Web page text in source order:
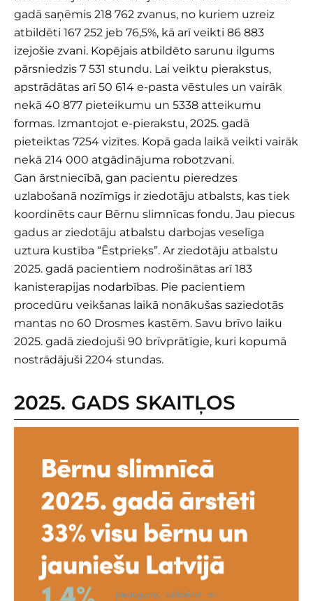
gadā saņēmis 218 762 zvanus, no kuriem uzreiz
atbildēti 167 252 jeb 76,5%, kā arī veikti 86 883
izejošie zvani. Kopējais atbildēto sarunu ilgums
pārsniedzis 7 531 stundu. Lai veiktu pierakstus,
apstrādātas arī 50 614 e-pasta vēstules un vairāk
nekā 40 877 pieteikumu un 5338 atteikumu
formas. Izmantojot e-pierakstu, 2025. gadā
pieteiktas 7254 vizītes. Kopā gada laikā veikti vairāk
nekā 214 000 atgādinājuma robotzvani.
Gan ārstniecībā, gan pacientu pieredzes
uzlabošanā nozīmīgs ir ziedotāju atbalsts, kas tiek
koordinēts caur Bērnu slimnīcas fondu. Jau piecus
gadus ar ziedotāju atbalstu darbojas veselīga
uztura kustība “Ēstprieks”. Ar ziedotāju atbalstu
2025. gadā pacientiem nodrošinātas arī 183
kanisterapijas nodarbības. Pie pacientiem
procedūru veikšanas laikā nonākušas saziedotās
mantas no 60 Drosmes kastēm. Savu brīvo laiku
2025. gadā ziedojuši 90 brīvprātīgie, kuri kopumā
nostrādājuši 2204 stundas.
2025. GADS SKAITĻOS